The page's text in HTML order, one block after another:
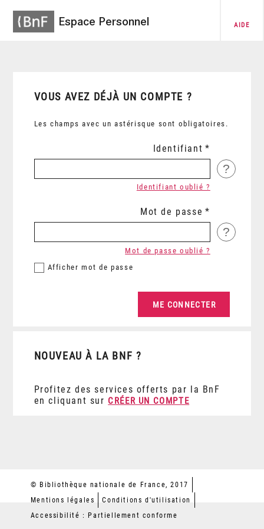
Espace Personnel AIDE
VOUS AVEZ DÉJÀ UN COMPTE ?
Les champs avec un astérisque sont obligatoires.
Identifiant
?
Identifiant oublié ?
Mot de passe
?
Afficher mot de passe
Mot de passe oublié ?
NOUVEAU À LA BNF ?
Profitez des services offerts par la BnF
en cliquant sur CRÉER UN COMPTE
© Bibliothèque nationale de France, 2017
Mentions légales
Conditions d'utilisation
Accessibilité : Partiellement conforme